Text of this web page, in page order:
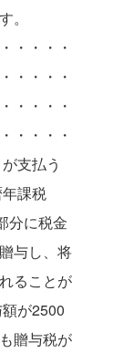
。
・・・・
・・・・
・・・・
・・・・
支払う
課税
分に税金
与し、将
ることが
が2500
贈与税が